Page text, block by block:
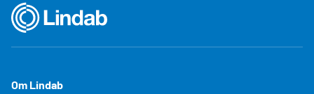
Om Lindab